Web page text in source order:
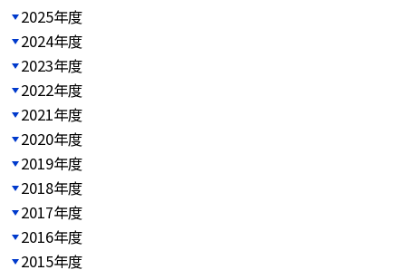
2025年度
2024年度
2023年度
2022年度
2021年度
2020年度
2019年度
2018年度
2017年度
2016年度
2015年度